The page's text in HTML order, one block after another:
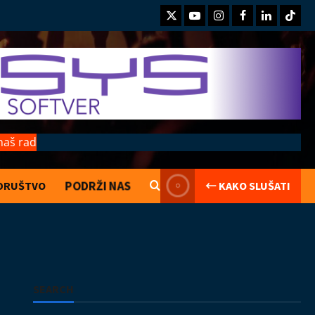
TwitterYoutubeInstagramFacebook
LinkedIn
rad
PODRŽI NAS ← KAKO SLUŠATI
SEARCH
Coix protiv mejnstrima
Najave događaja Vesti